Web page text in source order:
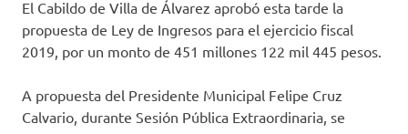
El Cabildo de Villa de Álvarez aprobó esta tarde la
propuesta de Ley de Ingresos para el ejercicio fiscal
2019, por un monto de 451 millones 122 mil 445 pesos.
A propuesta del Presidente Municipal Felipe Cruz
Calvario, durante Sesión Pública Extraordinaria, se